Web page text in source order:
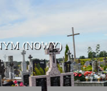
(NOWY)